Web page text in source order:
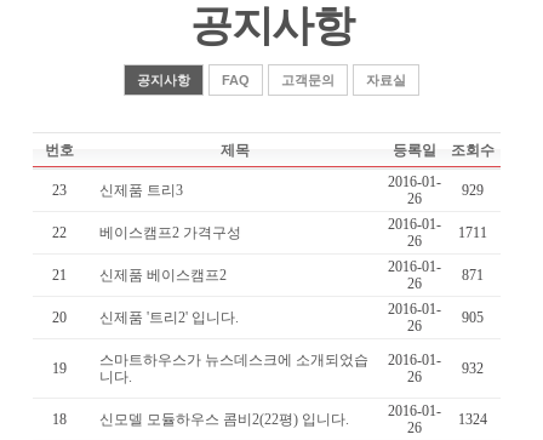
제품보기
체류형쉼터
시공사례
공지사항
공지사항 FAQ 고객문의 자료실
번호 제목 등록일 조회수
23 신제품 트리3
2016-01-
26
929
22 베이스캠프2 가격구성
2016-01-
26
1711
21 신제품 베이스캠프2
2016-01-
26
871
20 신제품 '트리2' 입니다.
2016-01-
26
905
19
스마트하우스가 뉴스데스크에 소개되었습
니다.
2016-01-
26
932
18 신모델 모듈하우스 콤비2(22평) 입니다.
2016-01-
26
1324